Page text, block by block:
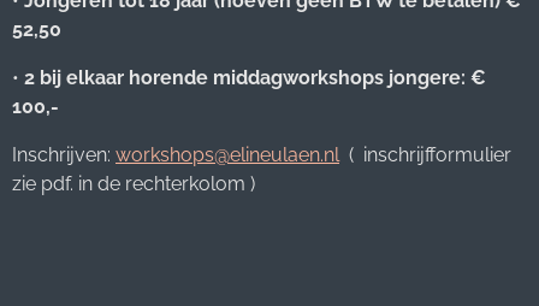
52,50
• 2 bij elkaar horende middagworkshops jongere: €
100,-
Inschrijven: workshops@elineulaen.nl( inschrijfformulier
zie pdf. in de rechterkolom )